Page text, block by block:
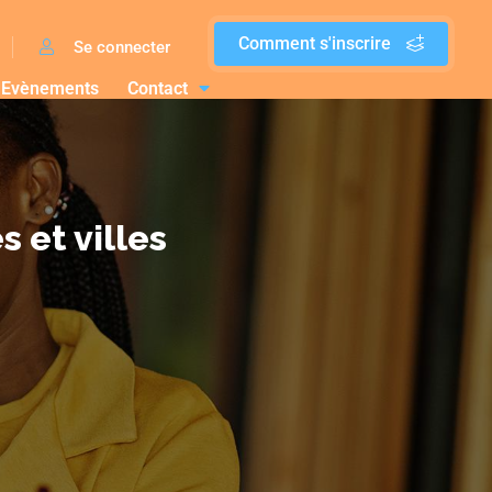
Comment s'inscrire
Se connecter
Evènements Contact
et villes